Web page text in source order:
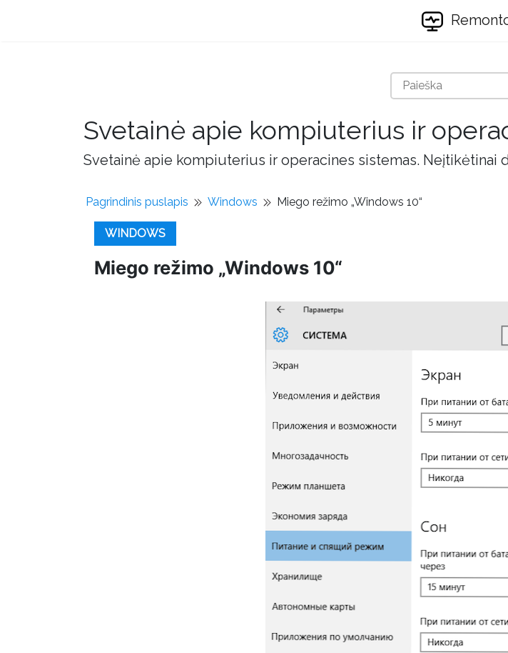
Svetainė apie kompiuterius ir
Svetainė apie kompiuterius ir operacines sistemas. Neįtikėtinai
Pagrindinis puslapis Windows Miego režimo „Windows 10“
WINDOWS
Miego režimo „Windows 10“